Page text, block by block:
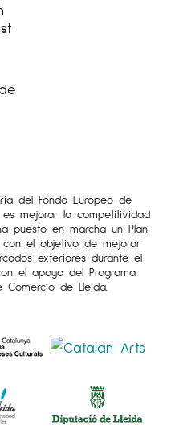
del Fondo Europeo de
es mejorar la competitividad
puesto en marcha un Plan
con el objetivo de mejorar
exteriores durante el
el apoyo del Programa
Comercio de Lleida.